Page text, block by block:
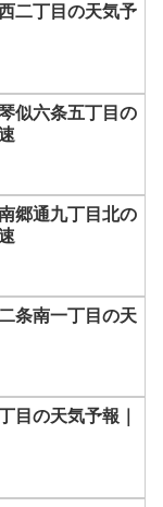
二丁目の天気予
似六条五丁目の
郷通九丁目北の
条南一丁目の天
目の天気予報｜